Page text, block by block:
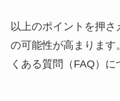
以上のポイントを押
の可能性が高まります
くある質問（FAQ）に